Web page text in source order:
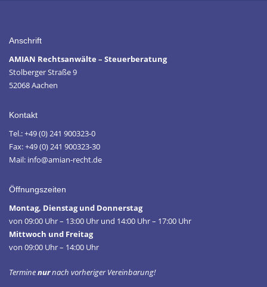
Anschrift
AMIAN Rechtsanwälte – Steuerberatung
Stolberger Straße 9
52068 Aachen
Kontakt
Tel.: +49 (0) 241 900323-0
Fax: +49 (0) 241 900323-30
Mail: info@amian-recht.de
Öffnungszeiten
Montag, Dienstag und Donnerstag
von 09:00 Uhr – 13:00 Uhr und 14:00 Uhr – 17:00 Uhr
Mittwoch und Freitag
von 09:00 Uhr – 14:00 Uhr
Terminenurnach vorheriger Vereinbarung!